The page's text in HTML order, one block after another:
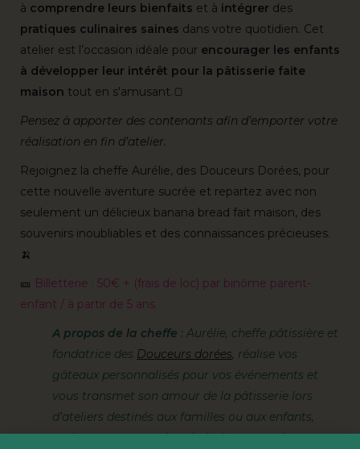
à comprendre leurs bienfaits et à intégrer des
pratiques culinaires saines dans votre quotidien. Cet
atelier est l’occasion idéale pour encourager les enfants
à développer leur intérêt pour la pâtisserie faite
maison tout en s'amusant.🍞
Pensez à apporter des contenants afin d’emporter votre
réalisation en fin d’atelier.
Rejoignez la cheffe Aurélie, des Douceurs Dorées, pour
cette nouvelle aventure sucrée et repartez avec non
seulement un délicieux banana bread fait maison, des
souvenirs inoubliables et des connaissances précieuses.
🍌
🎫 Billetterie : 50€ + (frais de loc) par binôme parent-
enfant / à partir de 5 ans
A propos de la cheffe : Aurélie, cheffe pâtissière et
fondatrice des Douceurs dorées, réalise vos
gâteaux personnalisés pour vos événements et
vous transmet son amour de la pâtisserie lors
d’ateliers destinés aux familles ou aux enfants,
toujours avec un twist végétal ou sans gluten.